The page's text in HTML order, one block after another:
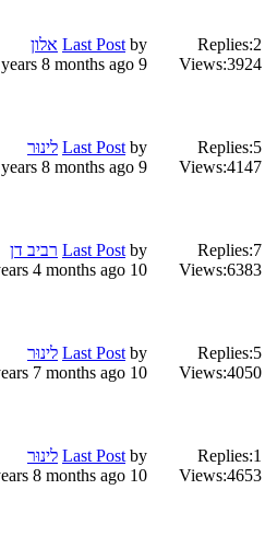
Replies:2
Views:3924
Last Post by
אלון
9 years 8 months ago
Replies:5
Views:4147
Last Post by
לינוּר
9 years 8 months ago
Replies:7
Views:6383
Last Post by
רביב דן
10 years 4 months ago
Replies:5
Views:4050
Last Post by
לינוּר
10 years 7 months ago
Replies:1
Views:4653
Last Post by
לינוּר
10 years 8 months ago